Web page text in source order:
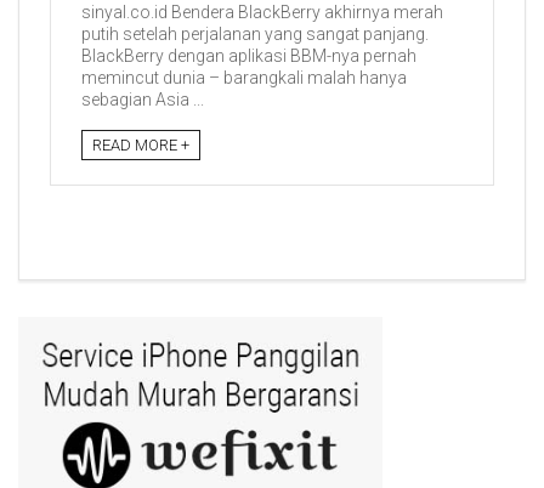
sinyal.co.id Bendera BlackBerry akhirnya merah
putih setelah perjalanan yang sangat panjang.
BlackBerry dengan aplikasi BBM-nya pernah
memincut dunia – barangkali malah hanya
sebagian Asia ...
READ MORE +